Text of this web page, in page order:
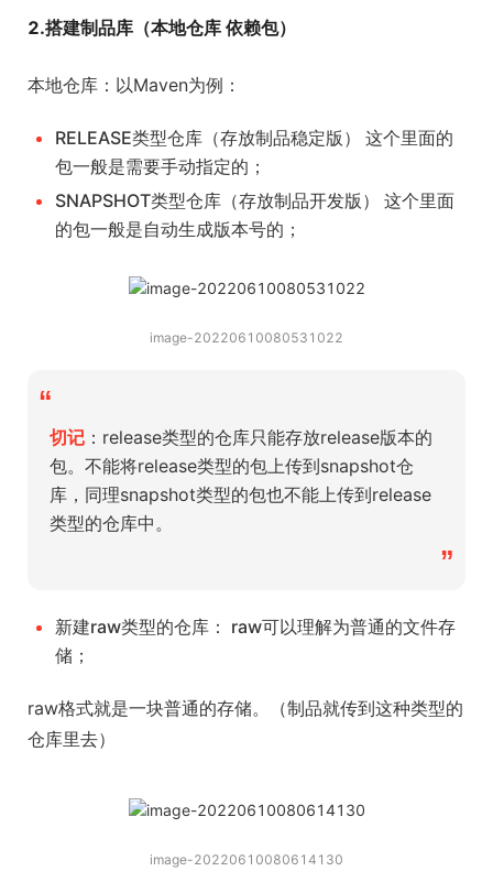
2.搭建制品库（本地仓库 依赖包）
本地仓库：以Maven为例：
RELEASE类型仓库（存放制品稳定版） 这个里面的
包一般是需要手动指定的；
SNAPSHOT类型仓库（存放制品开发版） 这个里面
的包一般是自动生成版本号的；
image-20220610080531022
“
切记 ：release类型的仓库只能存放release版本的
包。不能将release类型的包上传到snapshot仓
库，同理snapshot类型的包也不能上传到release
类型的仓库中。
”
新建raw类型的仓库： raw可以理解为普通的文件存
储；
raw格式就是一块普通的存储。（制品就传到这种类型的
仓库里去）
image-20220610080614130